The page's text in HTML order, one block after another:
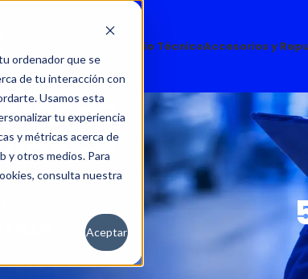
ordenador que se
de tu interacción con
Usamos esta
tu experiencia
y métricas acerca de
y otros medios. Para
consulta nuestra
Aceptar
Servicio TécnicoAccesorios y